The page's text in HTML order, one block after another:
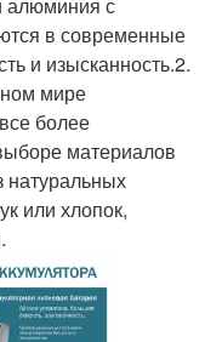
в современные
и изысканность.2.
мире
более
материалов
натуральных
или хлопок,